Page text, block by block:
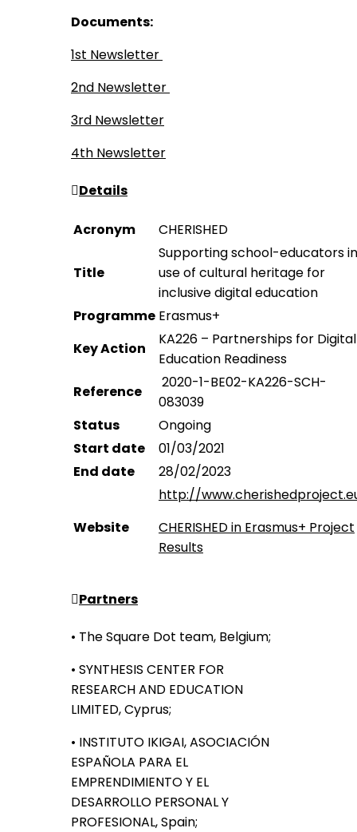
Documents:
1st Newsletter
2nd Newsletter
3rd Newsletter
4th Newsletter
Details
Acronym CHERISHED
Title
Supporting school-educators in
use of cultural heritage for
inclusive digital education
Programme Erasmus+
Key Action
KA226 – Partnerships for Digital
Education Readiness
Reference
2020-1-BE02-KA226-SCH-
083039
Status
Ongoing
Start date
01/03/2021
End date
28/02/2023
Website
http://
CHERISHED in Erasmus+ Project
Results
Partners
• The Square Dot team, Belgium;
• SYNTHESIS CENTER FOR
RESEARCH AND EDUCATION
LIMITED, Cyprus;
• INSTITUTO IKIGAI, ASOCIACIÓN
ESPAÑOLA PARA EL
EMPRENDIMIENTO Y EL
DESARROLLO PERSONAL Y
PROFESIONAL, Spain;